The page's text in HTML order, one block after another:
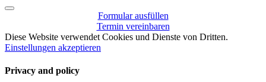
Formular ausfüllen
Termin vereinbaren
Diese Website verwendet Cookies und Dienste von Dritten.
Einstellungen akzeptieren
Privacy and policy